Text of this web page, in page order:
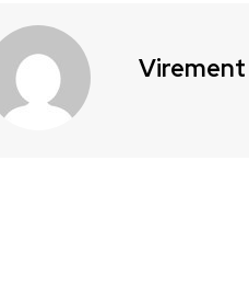
Virement